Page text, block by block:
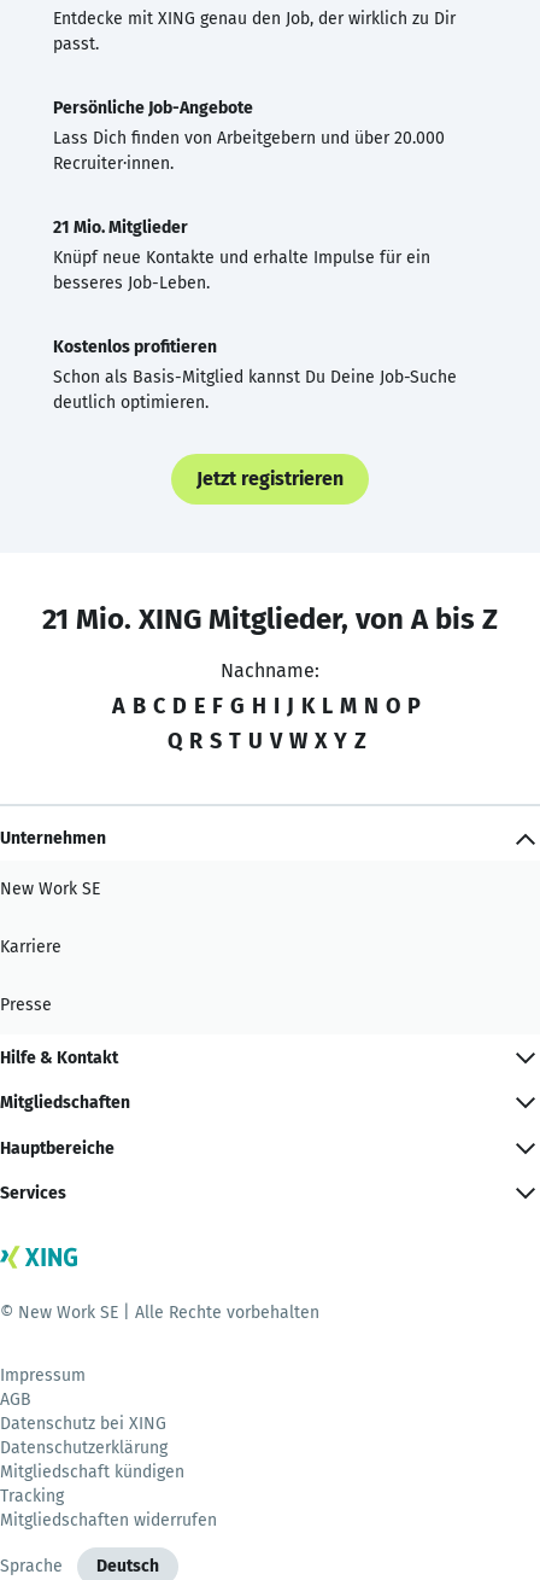
Entdecke mit XING genau den Job, der wirklich zu Dir
passt.
Persönliche Job-Angebote
Lass Dich finden von Arbeitgebern und über 20.000
Recruiter·innen.
21 Mio. Mitglieder
Knüpf neue Kontakte und erhalte Impulse für ein
besseres Job-Leben.
Kostenlos profitieren
Schon als Basis-Mitglied kannst Du Deine Job-Suche
deutlich optimieren.
Jetzt registrieren
21 Mio. XING Mitglieder, von A bis Z
Nachname:
A B C D E F G H I J K L M N O P
Q R S T U V W X Y Z
Unternehmen
New Work SE
Karriere
Presse
Hilfe & Kontakt
Mitgliedschaften
Hauptbereiche
Services
© New Work SE | Alle Rechte vorbehalten
Impressum
AGB
Datenschutz bei XING
Datenschutzerklärung
Mitgliedschaft kündigen
Tracking
Mitgliedschaften widerrufen
Sprache Deutsch